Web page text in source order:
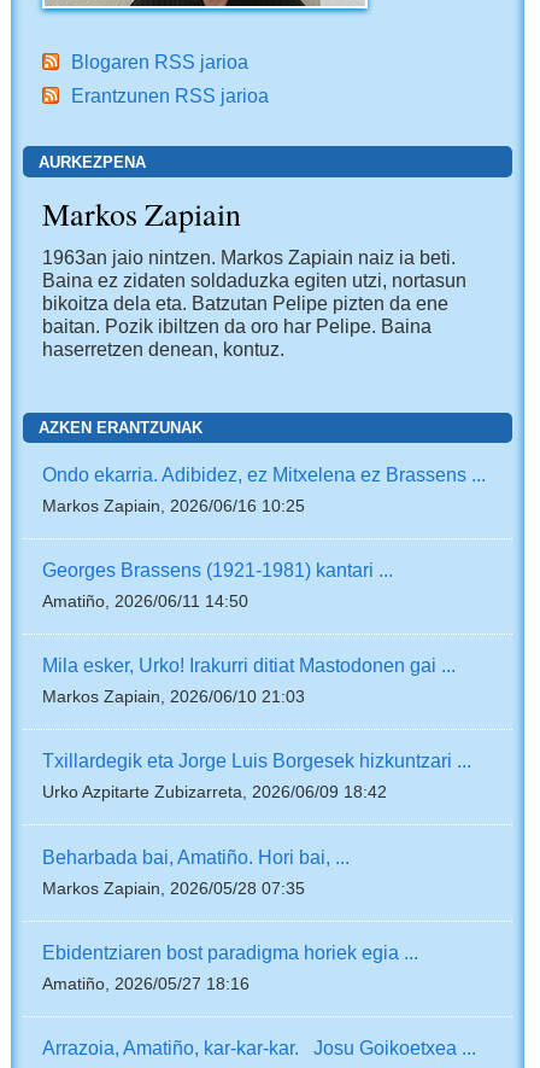
Blogaren RSS jarioa
Erantzunen RSS jarioa
AURKEZPENA
Markos Zapiain
1963an jaio nintzen. Markos Zapiain naiz ia beti.
Baina ez zidaten soldaduzka egiten utzi, nortasun
bikoitza dela eta. Batzutan Pelipe pizten da ene
baitan. Pozik ibiltzen da oro har Pelipe. Baina
haserretzen denean, kontuz.
AZKEN ERANTZUNAK
Ondo ekarria. Adibidez, ez Mitxelena ez Brassens ...
Markos Zapiain, 2026/06/16 10:25
Georges Brassens (1921-1981) kantari ...
Amatiño, 2026/06/11 14:50
Mila esker, Urko! Irakurri ditiat Mastodonen gai ...
Markos Zapiain, 2026/06/10 21:03
Txillardegik eta Jorge Luis Borgesek hizkuntzari ...
Urko Azpitarte Zubizarreta, 2026/06/09 18:42
Beharbada bai, Amatiño. Hori bai, ...
Markos Zapiain, 2026/05/28 07:35
Ebidentziaren bost paradigma horiek egia ...
Amatiño, 2026/05/27 18:16
Arrazoia, Amatiño, kar-kar-kar. Josu Goikoetxea ...